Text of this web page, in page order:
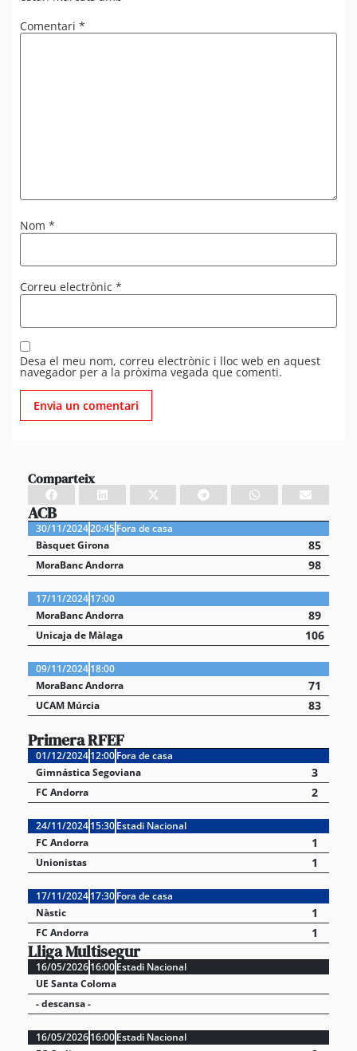
Comentari *
Nom *
Correu electrònic *
Desa el meu nom, correu electrònic i lloc web en aquest
navegador per a la pròxima vegada que comenti.
Comparteix
ACB
30/11/202420:45Fora de casa
Bàsquet Girona
85
MoraBanc Andorra 98
17/11/202417:00
MoraBanc Andorra
89
Unicaja de Màlaga 106
09/11/202418:00
MoraBanc Andorra
71
UCAM Múrcia 83
Primera RFEF
01/12/202412:00Fora de casa
Gimnástica Segoviana
3
FC Andorra 2
24/11/202415:30Estadi Nacional
FC Andorra
1
Unionistas 1
17/11/202417:30Fora de casa
Nàstic
1
FC Andorra 1
Lliga Multisegur
16/05/202616:00Estadi Nacional
UE Santa Coloma
- descansa -
16/05/202616:00Estadi Nacional